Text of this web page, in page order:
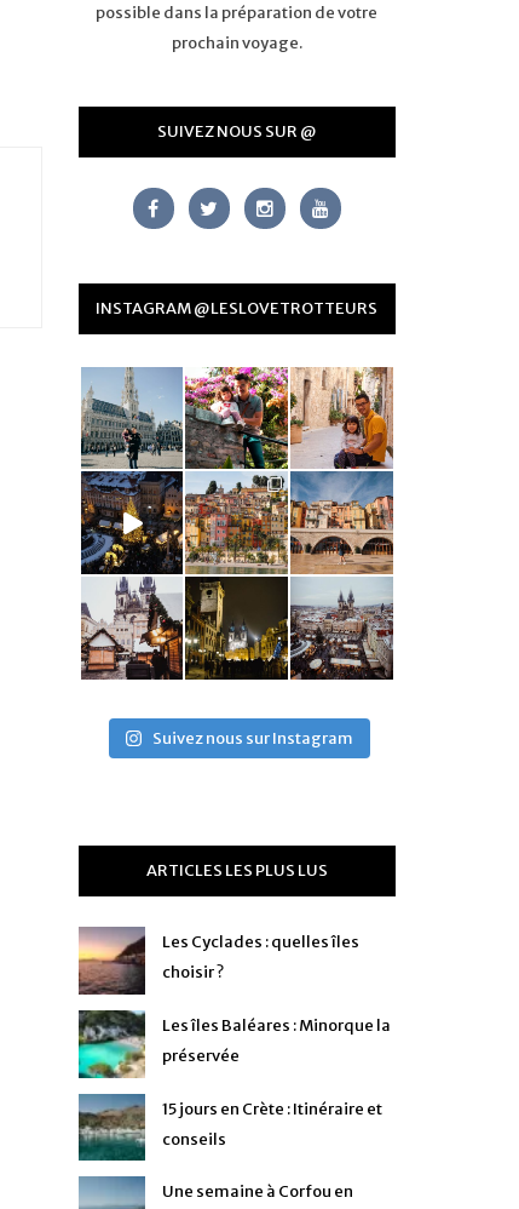
possible dans la préparation de votre
prochain voyage.
SUIVEZ NOUS SUR @
INSTAGRAM @LESLOVETROTTEURS
Suivez nous sur Instagram
ARTICLES LES PLUS LUS
Les Cyclades : quelles îles
choisir ?
Les îles Baléares : Minorque la
préservée
15 jours en Crète : Itinéraire et
conseils
Une semaine à Corfou en